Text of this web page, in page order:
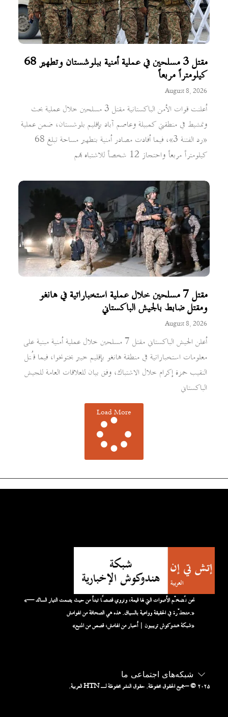
مقتل 3 مسلحين في عملية أمنية ببلوشستان وتطهير 68
كيلومتراً مربعاً
August 8, 2026
أعلنت قوات الأمن الباكستانية مقتل 3 مسلحين خلال عملية بحث
وتمشيط في منطقتي كمبيلة وعاصم آباد بإقليم بلوشستان، ضمن عملية
«رد الفتنة 3»، فيما أفادت مصادر أمنية بتطهير مساحة تبلغ 68
كيلومتراً مربعاً واحتجاز 12 شخصاً للاشتباه بهم
مقتل 7 مسلحين خلال عملية استخباراتية في هانغو
ومقتل ضابط بالجيش الباكستاني
August 8, 2026
أعلن الجيش الباكستاني مقتل 7 مسلحين خلال عملية أمنية مبنية على
معلومات استخباراتية في منطقة هانغو بإقليم خيبر بختونخوا، فيما قُتل
النقيب حمزة إكرام خلال الاشتباك، وفق بيان للعلاقات العامة للجيش
الباكستاني
Load More
شبکه‌های اجتماعی ما
– © ۲۰۲۵جميع الحقوق محفوظة. حقوق النشر محفوظة لـ HTN العربية.
«نحن نُضخّم الأصوات التي لها قيمة، ونروي قصصًا تبدأ من حيث يصمت التيار السائد —
متجذّرة في الحقيقة وواعية بالسياق. هذه هي الصحافة من الهوامش.»
«شبكة هندوكوش تريبيون | أخبار من الهامش، قصص من المنبع»